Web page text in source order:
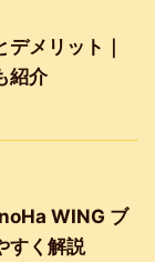
メリット｜
紹介
WING ブ
すく解説